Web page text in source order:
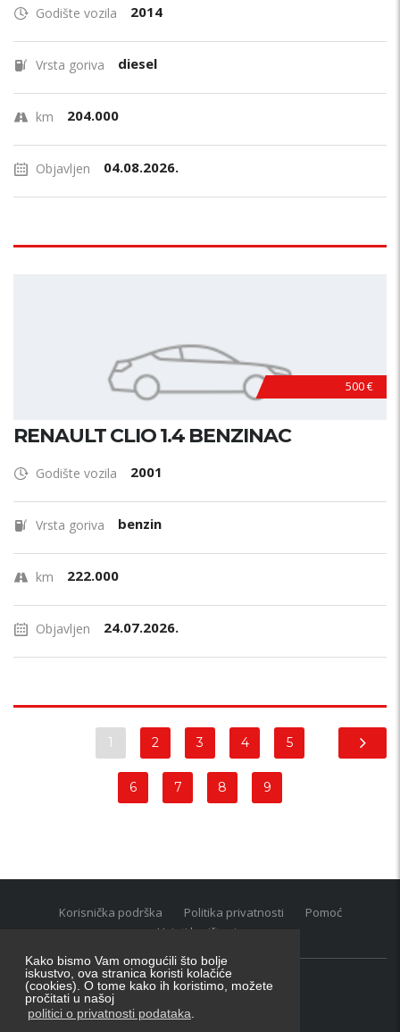
Kako bismo Vam omogućili što bolje
iskustvo, ova stranica koristi kolačiće
(cookies). O tome kako ih koristimo, možete
pročitati u našoj
politici o privatnosti podataka
Godište vozila 2014
Vrsta goriva diesel
km 204.000
Objavljen 04.08.2026.
500 €
RENAULT CLIO 1.4 BENZINAC
Godište vozila 2001
Vrsta goriva benzin
km 222.000
Objavljen 24.07.2026.
1 2 3 4 5
6 7 8 9
Korisnička podrška Politika privatnosti
Pomoć
Uvjeti korištenja
Oglasnik grupacija:posao.hr|oglasnik.hr|auti.hr
Tečaj za konverziju u EUR valutu: 1 euro = 7.53450 kn